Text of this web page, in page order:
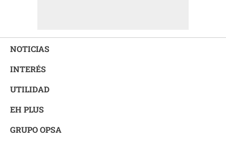
NOTICIAS
INTERÉS
UTILIDAD
EH PLUS
GRUPO OPSA